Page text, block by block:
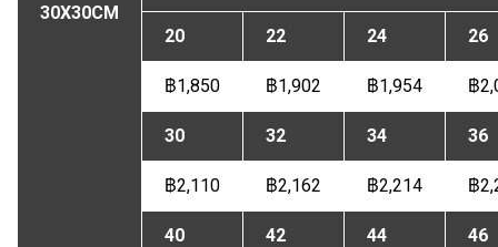
30X30CM
20 22 24 26
฿1,850 ฿1,902 ฿1,954 ฿
30 32 34 36
฿2,110 ฿2,162 ฿2,214 ฿
40 42 44 46